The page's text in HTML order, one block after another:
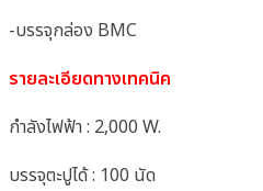
-บรรจุกล่อง BMC
รายละเอียดทางเทคนิค
กำลังไฟฟ้า : 2,000 W.
บรรจุตะปูได้ : 100 นัด